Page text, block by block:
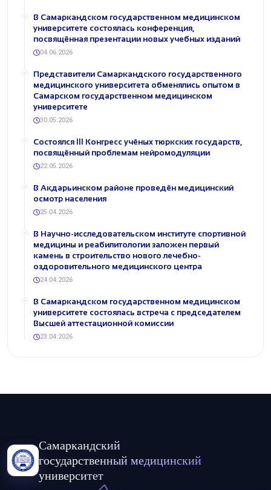
В Самаркандском государственном медицинском
университете состоялась конференция,
посвящённая презентации новых учебных изданий
04.06.2026
Представители Самаркандского государственного
медицинского университета обменялись опытом в
Самарском государственном медицинском
университете
30.05.2026
Состоялся III Конгресс учёных тюркских государств,
посвящённый проблемам нейромодуляции
22.05.2026
В Акдарьинском районе проведён медицинский
осмотр населения
25.04.2026
В Научно-исследовательском институте спортивной
медицины и реабилитологии заложен первый
камень в строительство нового лечебно-
оздоровительного медицинского центра
24.04.2026
В Самаркандском государственном медицинском
университете состоялась встреча с председателем
Высшей аттестационной комиссии
23.04.2026
Самаркандский
государственный медицинский
университет